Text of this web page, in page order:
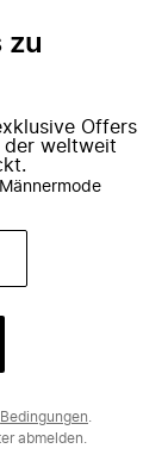
zu
Offers
der weltweit
Bedingungen
abmelden.